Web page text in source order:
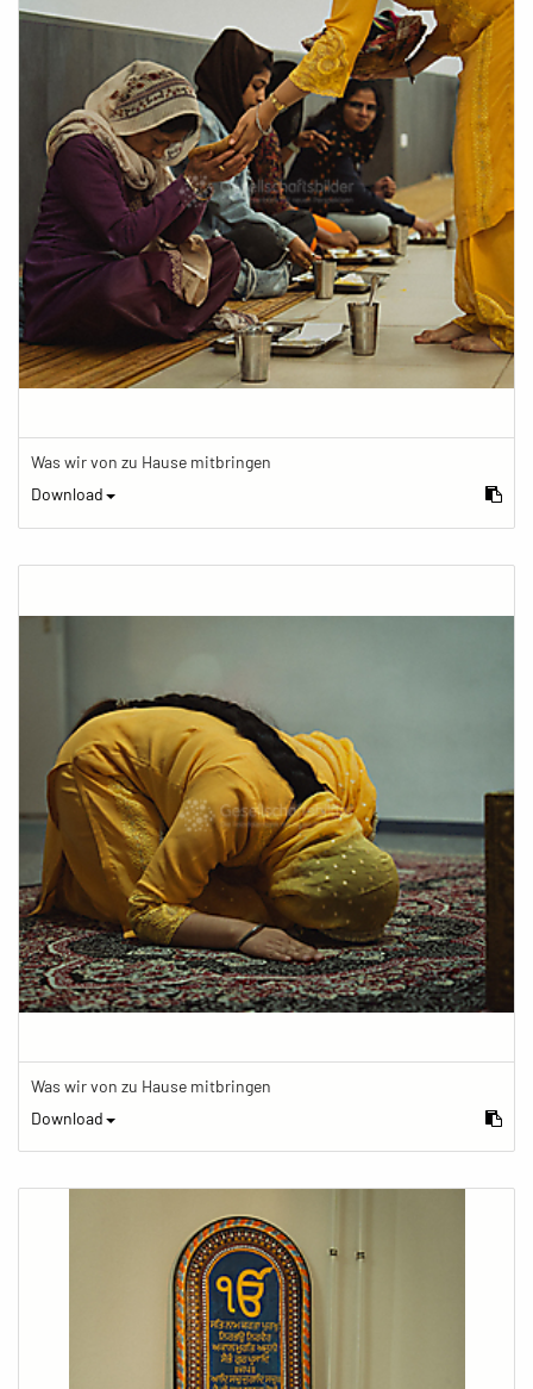
Was wir von zu Hause mitbringen
Download
Was wir von zu Hause mitbringen
Download